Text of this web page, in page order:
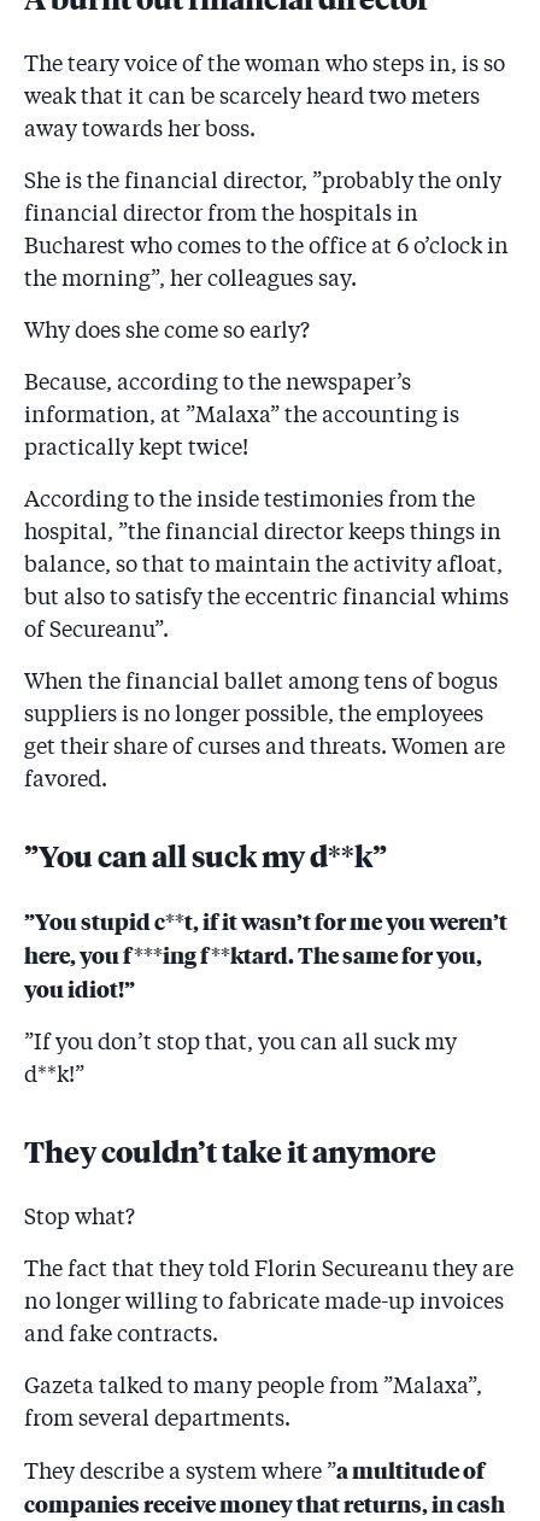
Onișor: ”Secureanu elabora o teză curajoasă de
doctorat despre securitatea sanitară a României”
dus un plic cu 1.000 de lei profesorului și generalului
Onișor de la Academia SRI din partea lui Secureanu”
5.39
Cum a luat Secureanu șpagă de 1 milion de euro de la
mafia firmelor! Un judecător explică de ce consideră
mita din spitale drept crimă și o pedepsește pe
măsură
5.40
DNA confirmă că Secureanu i-a cumpărat bijuterii lui
”Vrăbi” din banii pentru ”curățarea instrumentarului
ginecologic”!
Constantin Brâncuș, a dat reporterii în judecată, a
cerut 200.000 de lei și a pierdut
5.42
Unul din argumentele lui Florin Secureanu ca să fie
eliberat din arest: i se poate infecta măseaua!
bani de campanii! Înregistrările sunt la DNA”
5.44
Secureanu și ”Vrăbi” și-au concediat avocata pentru
”înregistrările cu Gabriela Firea”!
5.45
DNA: După ce Secureanu golea casieria, trimitea să i
se aducă banii plătiți de pacienți pentru analize!
5.46
Secureanu a început să toarne unde au ajuns banii,
dar s-a speriat și s-a răsucit! În dosar apar masoni și
directori ai lui Oprescu!
furați din spitalul Malaxa: ”Fundația Omenia folosește
abuziv imaginea Preafericitului Daniel”
curte de învățători, IT-iști și designeri care-i plimbau
cățeii și făceau pe bonele copiilor
5.49
Cum ar fi evoluat dosarele Ridzi, Udrea și Secureanu
de Parlament
5.50
Motivarea Tribunalului în cazul consilierului de la
au respectat deontologia”. Apel către președintele
Iohannis și către mișcările civice!
5.51
„Vrăbi” este însărcinată, dar pentru că Secureanu nu
știe al cui e copilul, ”operațiunea Costa Rica” s-a
amânat!
The teary voice of the woman who steps in, is so
weak that it can be scarcely heard two meters
away towards her boss.
She is the financial director, ”probably the only
financial director from the hospitals in
Bucharest who comes to the office at 6 o’clock in
the morning”, her colleagues say.
Why does she come so early?
Because, according to the newspaper’s
information, at ”Malaxa” the accounting is
practically kept twice!
According to the inside testimonies from the
hospital, ”the financial director keeps things in
balance, so that to maintain the activity afloat,
but also to satisfy the eccentric financial whims
of Secureanu”.
When the financial ballet among tens of bogus
suppliers is no longer possible, the employees
get their share of curses and threats. Women are
favored.
”You can all suck my d**k”
”You stupid c**t, if it wasn’t for me you weren’t
here, you f***ing f**ktard. The same for you,
you idiot!”
”If you don’t stop that, you can all suck my
d**k!”
They couldn’t take it anymore
Stop what?
The fact that they told Florin Secureanu they are
no longer willing to fabricate made-up invoices
and fake contracts.
Gazeta talked to many people from ”Malaxa”,
from several departments.
They describe a system where ”a multitude of
companies receive money that returns, in cash